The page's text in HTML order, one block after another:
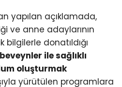
yapılan açıklamada,
ve anne adaylarının
donatıldığı
ile sağlıklı
oluşturmak
yürütülen programlara